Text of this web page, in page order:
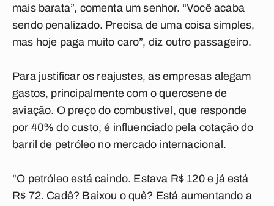
mais barata”, comenta um senhor. “Você acaba
sendo penalizado. Precisa de uma coisa simples,
mas hoje paga muito caro”, diz outro passageiro.
Para justificar os reajustes, as empresas alegam
gastos, principalmente com o querosene de
aviação. O preço do combustível, que responde
por 40% do custo, é influenciado pela cotação do
barril de petróleo no mercado internacional.
“O petróleo está caindo. Estava R$ 120 e já está
R$ 72. Cadê? Baixou o quê? Está aumentando a